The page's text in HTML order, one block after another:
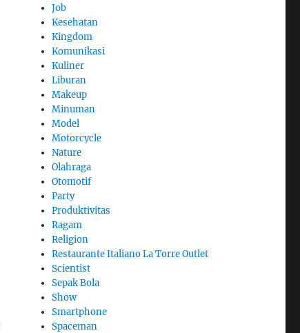
Job
Kesehatan
Kingdom
Komunikasi
Kuliner
Liburan
Makeup
Minuman
Model
Motorcycle
Nature
Olahraga
Otomotif
Party
Produktivitas
Ragam
Religion
Restaurante Italiano La Torre Outlet
Scientist
Sepak Bola
Show
Smartphone
Spaceman